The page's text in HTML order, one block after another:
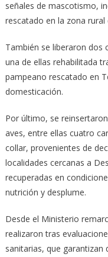
señales de mascotismo,
rescatado en la zona rural
También se liberaron dos
una de ellas rehabilitada
pampeano rescatado en
domesticación.
Por último, se
aves, entre ellas cuatro
collar, provenientes de
localidades cercanas a
recuperadas en
nutrición y desplume.
Desde el Ministerio
realizaron tras
sanitarias, que garantizan